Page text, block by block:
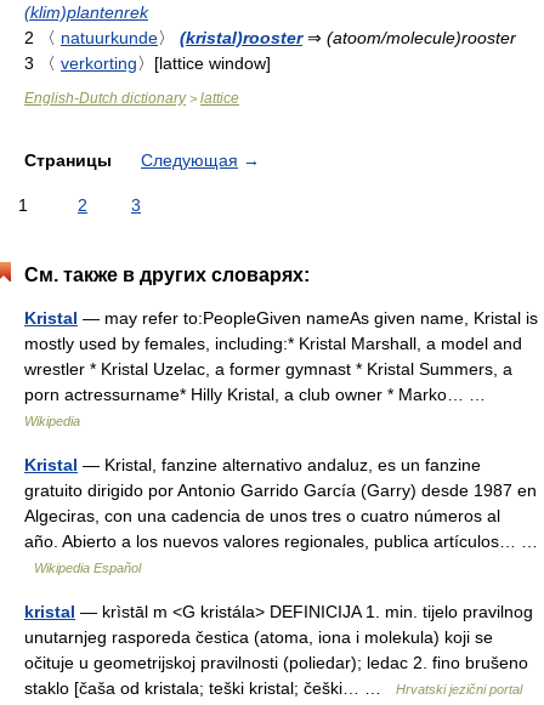
(klim)plantenrek
2
〈 natuurkunde〉 (kristal)rooster⇒ (atoom/molecule)rooster
3
〈 verkorting〉 [lattice window]
English-Dutch dictionary> lattice
Страницы Следующая →
1 2 3
См. также в других словарях:
Kristal — may refer to:PeopleGiven nameAs given name, Kristal is
mostly used by females, including:* Kristal Marshall, a model and
wrestler * Kristal Uzelac, a former gymnast * Kristal Summers, a
porn actressurname* Hilly Kristal, a club owner * Marko… …
Wikipedia
Kristal — Kristal, fanzine alternativo andaluz, es un fanzine
gratuito dirigido por Antonio Garrido García (Garry) desde 1987 en
Algeciras, con una cadencia de unos tres o cuatro números al
año. Abierto a los nuevos valores regionales, publica artículos… …
Wikipedia Español
kristal — krìstāl m <G kristála> DEFINICIJA 1. min. tijelo pravilnog
unutarnjeg rasporeda čestica (atoma, iona i molekula) koji se
očituje u geometrijskoj pravilnosti (poliedar); ledac 2. fino brušeno
staklo [čaša od kristala; teški kristal; češki… …
Hrvatski jezični portal